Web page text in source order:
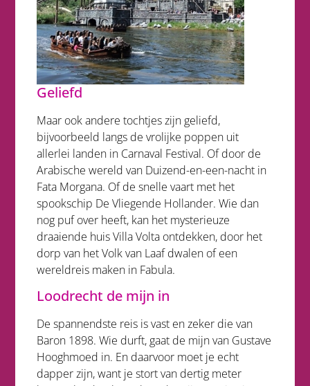
Geliefd
Maar ook andere tochtjes zijn geliefd,
bijvoorbeeld langs de vrolijke poppen uit
allerlei landen in Carnaval Festival. Of door de
Arabische wereld van Duizend-en-een-nacht in
Fata Morgana. Of de snelle vaart met het
spookschip De Vliegende Hollander. Wie dan
nog puf over heeft, kan het mysterieuze
draaiende huis Villa Volta ontdekken, door het
dorp van het Volk van Laaf dwalen of een
wereldreis maken in Fabula.
Loodrecht de mijn in
De spannendste reis is vast en zeker die van
Baron 1898. Wie durft, gaat de mijn van Gustave
Hooghmoed in. En daarvoor moet je echt
dapper zijn, want je stort van dertig meter